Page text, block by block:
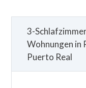
3-
Wohnungen in
Puerto Real